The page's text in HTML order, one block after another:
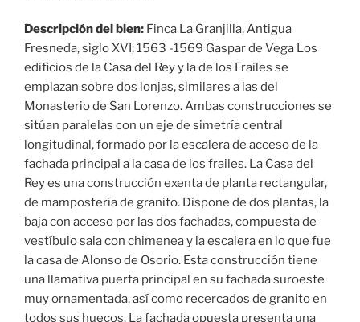
Descripción del bien: Finca La Granjilla, Antigua
Fresneda, siglo XVI; 1563 -1569 Gaspar de Vega Los
edificios de la Casa del Rey y la de los Frailes se
emplazan sobre dos lonjas, similares a las del
Monasterio de San Lorenzo. Ambas construcciones se
sitúan paralelas con un eje de simetría central
longitudinal, formado por la escalera de acceso de la
fachada principal a la casa de los frailes. La Casa del
Rey es una construcción exenta de planta rectangular,
de mampostería de granito. Dispone de dos plantas, la
baja con acceso por las dos fachadas, compuesta de
vestíbulo sala con chimenea y la escalera en lo que fue
la casa de Alonso de Osorio. Esta construcción tiene
una llamativa puerta principal en su fachada suroeste
muy ornamentada, así como recercados de granito en
todos sus huecos. La fachada opuesta presenta una